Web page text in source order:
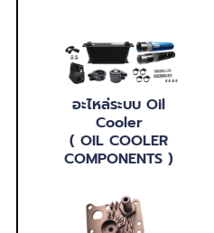
อะไหล่ระบบ Oil
Cooler
( OIL COOLER
COMPONENTS )